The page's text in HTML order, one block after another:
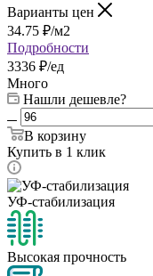
Варианты цен
34.75 ₽/м2
Подробности
3336 ₽/ед
Много
Нашли дешевле?
В корзину
Купить в 1 клик
УФ-стабилизация
Высокая прочность